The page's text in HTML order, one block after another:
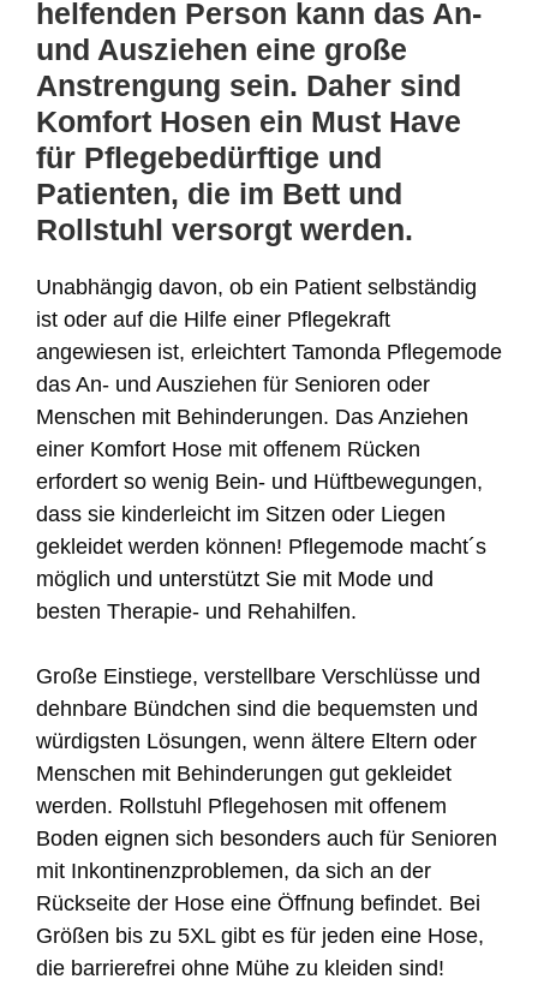
helfenden Person kann das An-
und Ausziehen eine große
Anstrengung sein. Daher sind
Komfort Hosen ein Must Have
für Pflegebedürftige und
Patienten, die im Bett und
Rollstuhl versorgt werden.
Unabhängig davon, ob ein Patient selbständig
ist oder auf die Hilfe einer Pflegekraft
angewiesen ist, erleichtert Tamonda Pflegemode
das An- und Ausziehen für Senioren oder
Menschen mit Behinderungen. Das Anziehen
einer Komfort Hose mit offenem Rücken
erfordert so wenig Bein- und Hüftbewegungen,
dass sie kinderleicht im Sitzen oder Liegen
gekleidet werden können! Pflegemode macht´s
möglich und unterstützt Sie mit Mode und
besten Therapie- und Rehahilfen.
Große Einstiege, verstellbare Verschlüsse und
dehnbare Bündchen sind die bequemsten und
würdigsten Lösungen, wenn ältere Eltern oder
Menschen mit Behinderungen gut gekleidet
werden. Rollstuhl Pflegehosen mit offenem
Boden eignen sich besonders auch für Senioren
mit Inkontinenzproblemen, da sich an der
Rückseite der Hose eine Öffnung befindet. Bei
Größen bis zu 5XL gibt es für jeden eine Hose,
die barrierefrei ohne Mühe zu kleiden sind!